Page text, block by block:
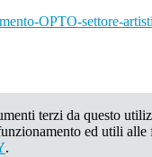
OPTO-settore-
terzi da questo
ed utili
.